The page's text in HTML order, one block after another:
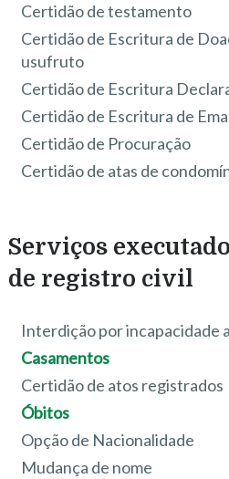
Certidão de testamento
Certidão de Escritura de
usufruto
Certidão de Escritura
Certidão de Escritura de
Certidão de Procuração
Certidão de atas de
Serviços
de registro civil
Interdição por incapacidade
Casamentos
Certidão de atos registrados
Óbitos
Opção de Nacionalidade
Mudança de nome